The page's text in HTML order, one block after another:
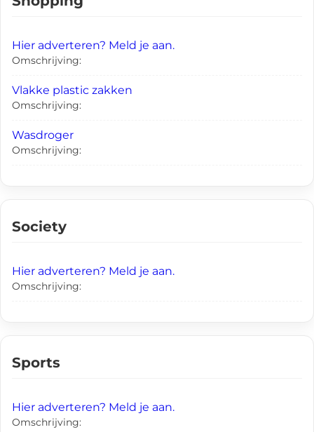
Hier adverteren? Meld je aan.
Omschrijving:
Vlakke plastic zakken
Omschrijving:
Wasdroger
Omschrijving:
Society
Hier adverteren? Meld je aan.
Omschrijving:
Sports
Hier adverteren? Meld je aan.
Omschrijving: